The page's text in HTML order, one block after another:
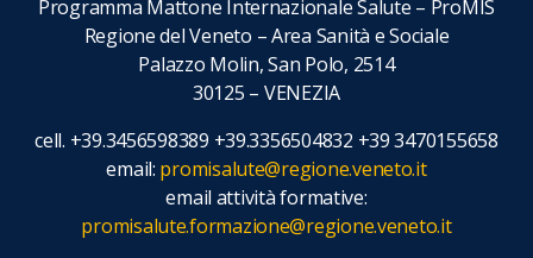
Programma Mattone Internazionale Salute – ProMIS
Regione del Veneto – Area Sanità e Sociale
Palazzo Molin, San Polo, 2514
30125 – VENEZIA
cell. +39.3456598389 +39.3356504832 +39 3470155658
email: promisalute@regione.veneto.it
email attività formative:
promisalute.formazione@regione.veneto.it